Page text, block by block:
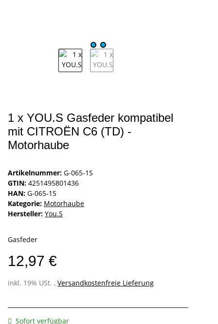
1 x YOU.S Gasfeder kompatibel
mit CITROËN C6 (TD) -
Motorhaube
Artikelnummer: G-065-1S
GTIN: 4251495801436
HAN: G-065-1S
Kategorie: Motorhaube
Hersteller: You.S
Gasfeder
12,97 €
inkl. 19% USt. , Versandkostenfreie Lieferung
Sofort verfügbar